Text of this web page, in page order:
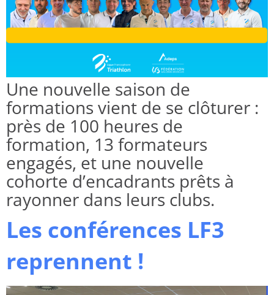
Une nouvelle saison de
formations vient de se clôturer :
près de 100 heures de
formation, 13 formateurs
engagés, et une nouvelle
cohorte d’encadrants prêts à
rayonner dans leurs clubs.
Les conférences LF3
reprennent !